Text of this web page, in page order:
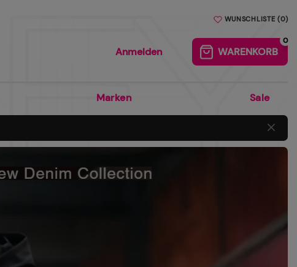
AB 80€ WARENWERT OHNE VERSANDKOSTEN
WUNSCHLISTE (0)
Anmelden WARENKORB
0
Marken Sale